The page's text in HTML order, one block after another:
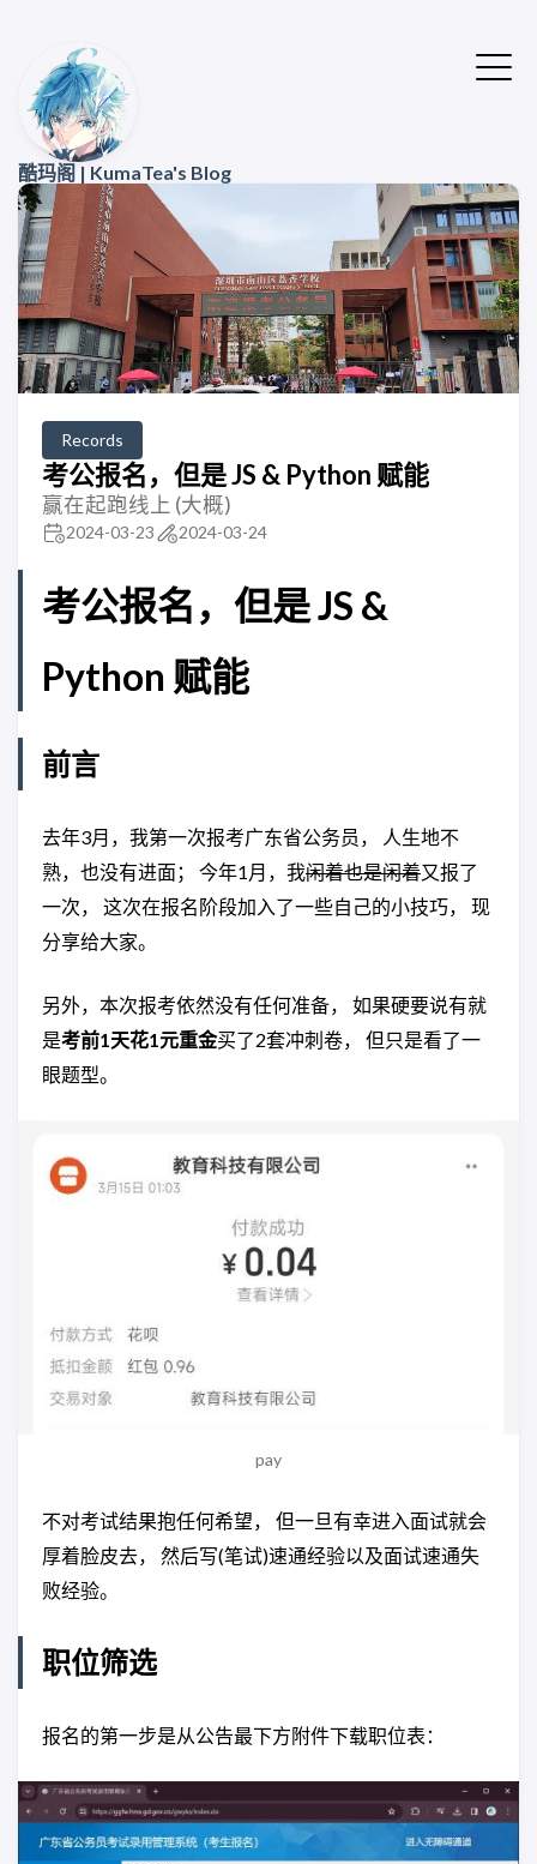
酷玛阁 | KumaTea's Blog
Records
考公报名，但是 JS & Python 赋能
赢在起跑线上 (大概)
2024-03-23 2024-03-24
考公报名，但是 JS &
Python 赋能
前言
去年3月，我第一次报考广东省公务员， 人生地不
熟，也没有进面； 今年1月，我闲着也是闲着又报了
一次， 这次在报名阶段加入了一些自己的小技巧， 现
分享给大家。
另外，本次报考依然没有任何准备， 如果硬要说有就
是考前1天花1元重金买了2套冲刺卷， 但只是看了一
眼题型。
pay
不对考试结果抱任何希望， 但一旦有幸进入面试就会
厚着脸皮去， 然后写(笔试)速通经验以及面试速通失
败经验。
职位筛选
报名的第一步是从公告最下方附件下载职位表：